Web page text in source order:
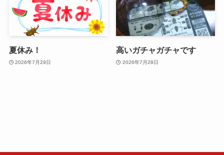
夏休み！
2026年7月29日
高いガチャガチャです
2026年7月28日